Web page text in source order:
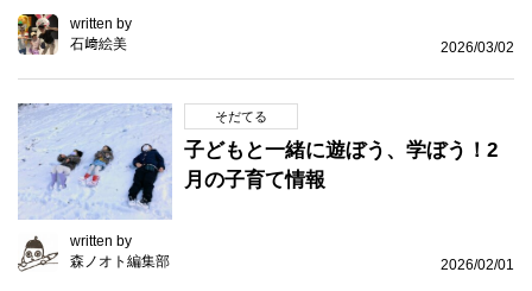
written by
石﨑絵美
2026/03/02
そだてる
子どもと一緒に遊ぼう、学ぼう！2
月の子育て情報
written by
森ノオト編集部
2026/02/01